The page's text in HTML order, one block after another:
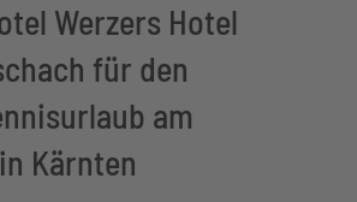
Werzers Hotel
für den
am
Kärnten